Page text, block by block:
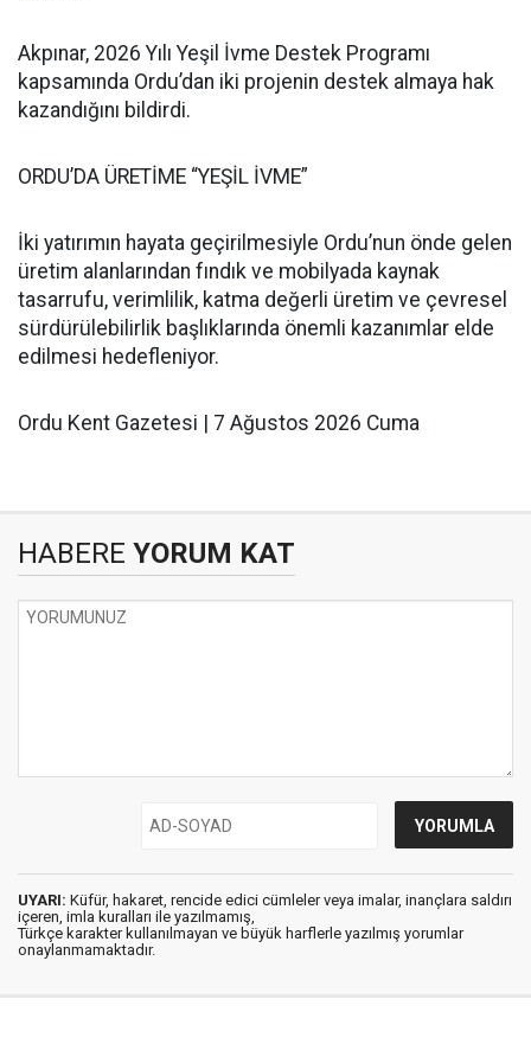
Akpınar, 2026 Yılı Yeşil İvme Destek Programı
kapsamında Ordu’dan iki projenin destek almaya hak
kazandığını bildirdi.
ORDU’DA ÜRETİME “YEŞİL İVME”
İki yatırımın hayata geçirilmesiyle Ordu’nun önde gelen
üretim alanlarından fındık ve mobilyada kaynak
tasarrufu, verimlilik, katma değerli üretim ve çevresel
sürdürülebilirlik başlıklarında önemli kazanımlar elde
edilmesi hedefleniyor.
Ordu Kent Gazetesi | 7 Ağustos 2026 Cuma
HABERE YORUM KAT
UYARI: Küfür, hakaret, rencide edici cümleler veya imalar, inançlara saldırı
içeren, imla kuralları ile yazılmamış,
Türkçe karakter kullanılmayan ve büyük harflerle yazılmış yorumlar
onaylanmamaktadır.